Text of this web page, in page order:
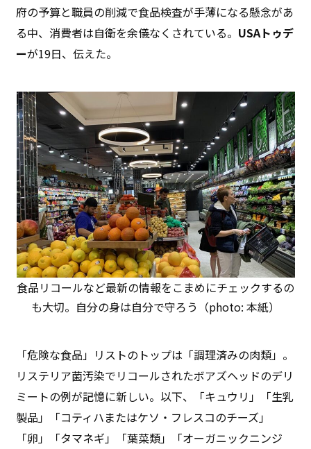
府の予算と職員の削減で食品検査が手薄になる懸念があ
る中、消費者は自衛を余儀なくされている。 USAトゥデ
ーが19日、伝えた。
食品リコールなど最新の情報をこまめにチェックするの
も大切。自分の身は自分で守ろう（photo: 本紙）
「危険な食品」リストのトップは「調理済みの肉類」。
リステリア菌汚染でリコールされたボアズヘッドのデリ
ミートの例が記憶に新しい。以下、「キュウリ」「生乳
製品」「コティハまたはケソ・フレスコのチーズ」
「卵」「タマネギ」「葉菜類」「オーガニックニンジ